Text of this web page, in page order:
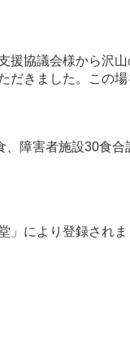
援協議会様から沢
だきました。この場
障害者施設30食合
」により登録されま